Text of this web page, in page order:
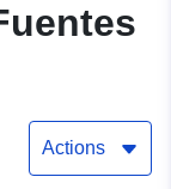
Actions